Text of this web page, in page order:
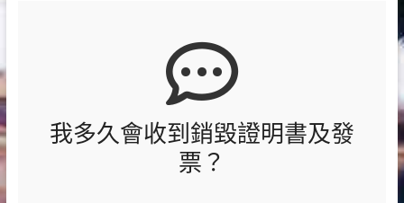
我多久會收到銷毀證明書及發
票？